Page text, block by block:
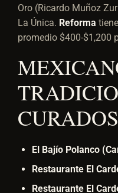
Oro (Ricardo Muñoz
La Única. Reforma
promedio $400-$1,200
CURADOS
El Bajío Polanco
Restaurante El
Restaurante El